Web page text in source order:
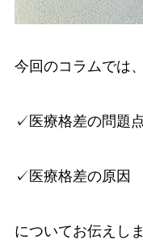
今回のコラムでは、
✓医療格差の問題
✓医療格差の原因
についてお伝えし